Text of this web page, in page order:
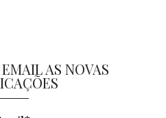
AS NOVAS